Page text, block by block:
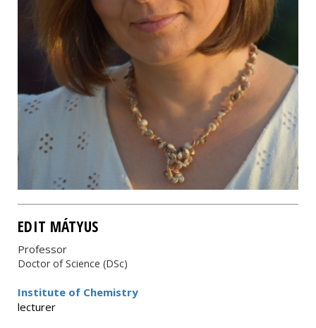
EDIT MÁTYUS
Professor
Doctor of Science (DSc)
Institute of Chemistry
lecturer